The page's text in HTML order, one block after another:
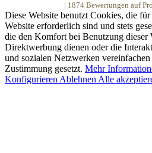
1874 Bewertungen auf
Diese Website benutzt Cookies, die
Website erforderlich sind und stets
die den Komfort bei Benutzung dieser
Direktwerbung dienen oder die
und sozialen Netzwerken
Zustimmung gesetzt. Mehr
Konfigurieren Ablehnen Alle